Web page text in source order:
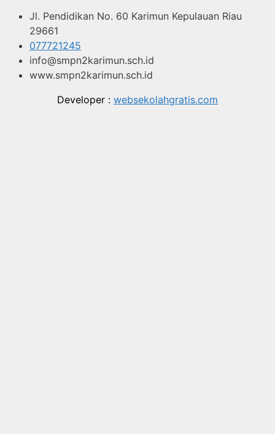
Jl. Pendidikan No. 60 Karimun Kepulauan Riau
29661
077721245
info@smpn2karimun.sch.id
www.smpn2karimun.sch.id
Developer : websekolahgratis.com